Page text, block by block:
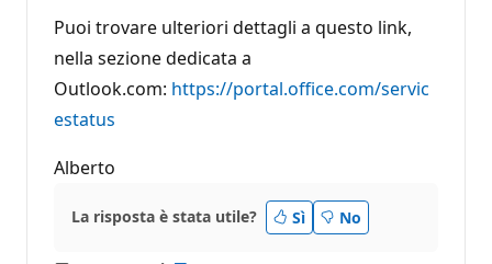
Puoi trovare ulteriori dettagli a questo link,
nella sezione dedicata a
Outlook.com: https://portal.office.com/servic
estatus
Alberto
La risposta è stata utile? Sì No